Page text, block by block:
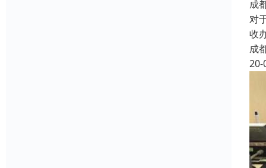
成
对
收
成
20-